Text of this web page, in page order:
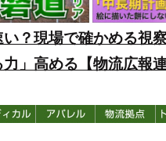
？現場で確かめる視
」高める【物流広報